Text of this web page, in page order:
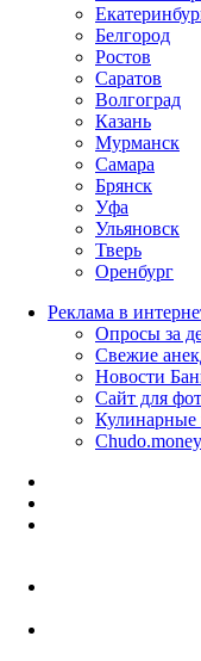
Белгород
Ростов
Саратов
Волгоград
Казань
Мурманск
Самара
Брянск
Уфа
Ульяновск
Тверь
Оренбург
Реклама в
Опросы за
Свежие
Новости
Сайт для
Кулинарные
Chudo.money